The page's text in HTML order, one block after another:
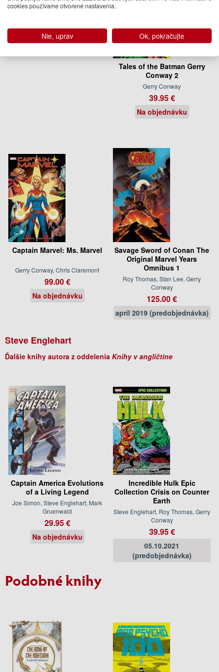
Tales of the Batman Gerry
Conway 2
Gerry Conway
39.95 €
Na objednávku
Captain Marvel: Ms. Marvel
Gerry Conway, Chris Claremont
99.00 €
Na objednávku
Savage Sword of Conan The
Original Marvel Years
Omnibus 1
Roy Thomas, Stan Lee, Gerry
Conway
125.00 €
apríl 2019 (predobjednávka)
Steve Englehart
Ďalšie knihy autora z oddelenia Knihy v angličtine
Captain America Evolutions
of a Living Legend
Joe Simon, Steve Englehart, Mark
Gruenwald
29.95 €
Na objednávku
Incredible Hulk Epic
Collection Crisis on Counter
Earth
Steve Englehart, Roy Thomas, Gerry
Conway
39.95 €
05.10.2021
(predobjednávka)
Podobné knihy
cookies používame otvorené nastavenia.
Nie, uprav Ok, pokračujte